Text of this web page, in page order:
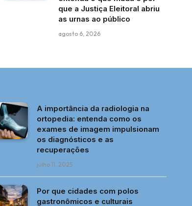
que a Justiça Eleitoral abriu
as urnas ao público
agosto 6, 2026
A importância da radiologia na
ortopedia: entenda como os
exames de imagem impulsionam
os diagnósticos e as
recuperações
julho 11, 2025
Por que cidades com polos
gastronômicos e culturais